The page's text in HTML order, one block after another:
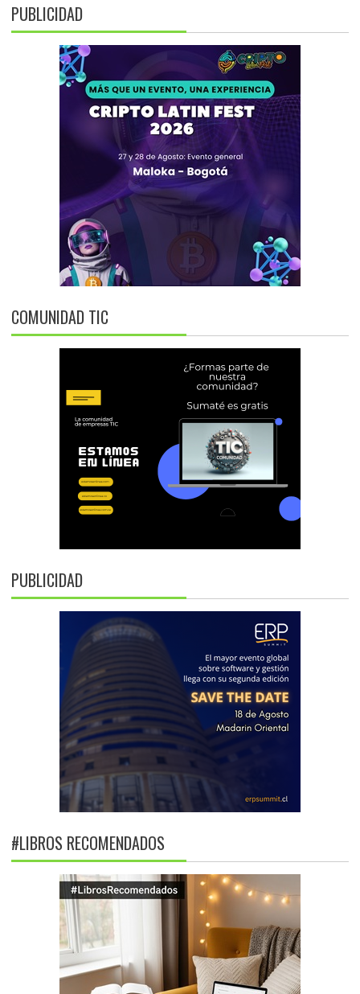
PUBLICIDAD
COMUNIDAD TIC
PUBLICIDAD
#LIBROS RECOMENDADOS